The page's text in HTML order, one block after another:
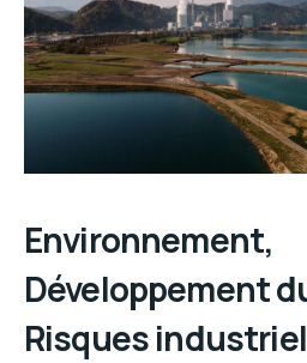
Environnement,
Développement
Risques